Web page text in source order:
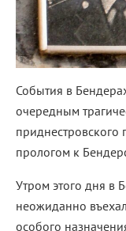
События в
очередным
приднестровского
прологом к
Утром этого дня в
неожиданно
особого